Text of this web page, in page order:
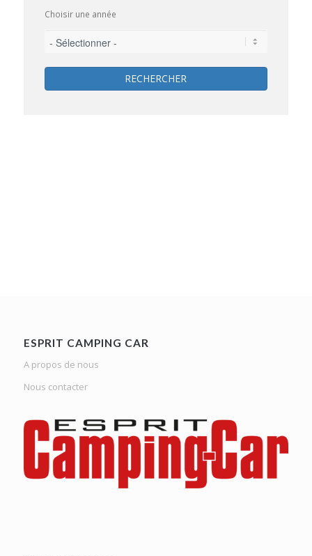
Choisir une année
RECHERCHER
ESPRIT CAMPING CAR
A propos de nous
Nous contacter